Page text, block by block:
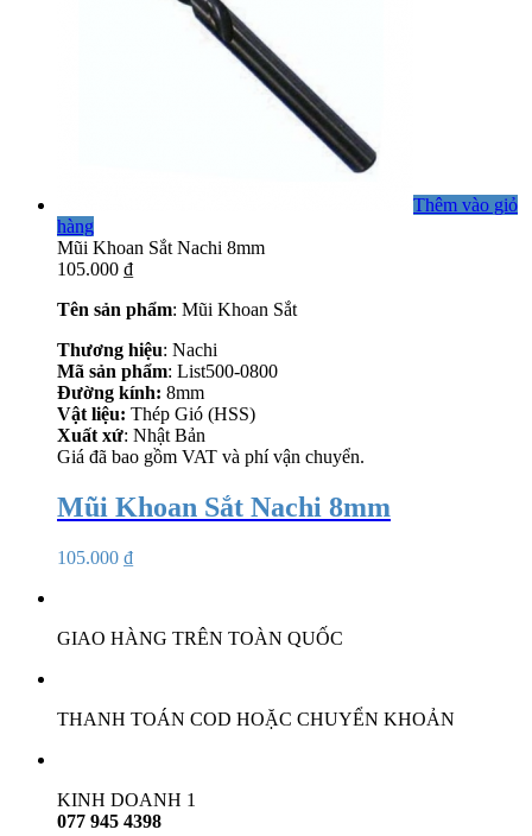
Thêm vào giỏ
hàng
Mũi Khoan Sắt Nachi 8mm
105.000 ₫
Tên sản phẩm: Mũi Khoan Sắt
Thương hiệu: Nachi
Mã sản phẩm: List500-0800
Đường kính: 8mm
Vật liệu: Thép Gió (HSS)
Xuất xứ: Nhật Bản
Giá đã bao gồm VAT và phí vận chuyển.
Mũi Khoan Sắt Nachi 8mm
105.000 ₫
GIAO HÀNG TRÊN TOÀN QUỐC
THANH TOÁN COD HOẶC CHUYỂN KHOẢN
KINH DOANH 1
077 945 4398